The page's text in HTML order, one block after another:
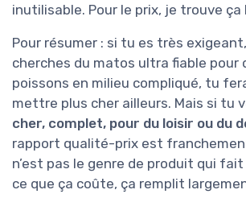
inutilisable. Pour le prix, je trouve ça
Pour résumer : si tu es très
cherches du matos ultra fiable pour
poissons en milieu compliqué, tu
mettre plus cher ailleurs. Mais si tu
cher, complet, pour du loisir ou du
rapport qualité-prix est
n’est pas le genre de produit qui
ce que ça coûte, ça remplit